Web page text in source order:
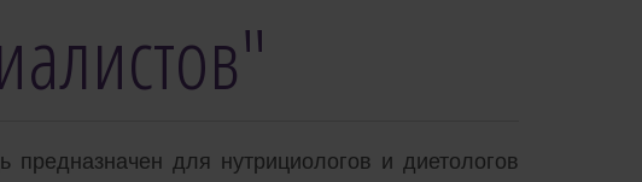
предназначен для нутрициологов и диетологов